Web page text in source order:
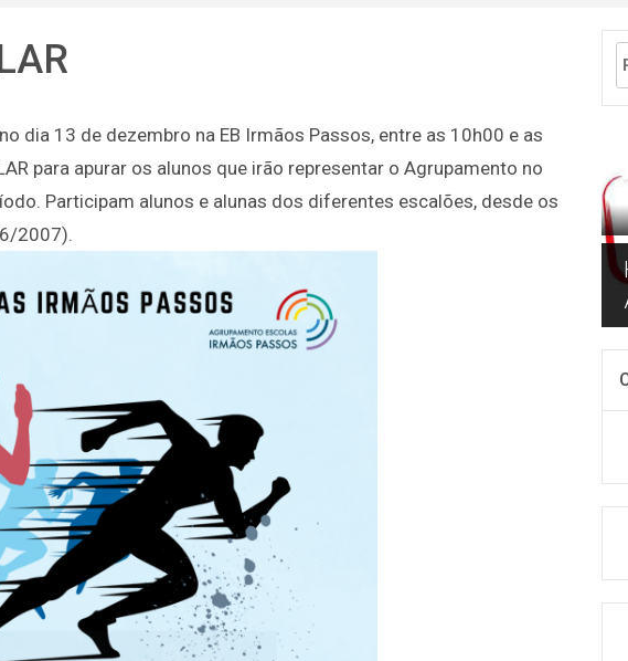
dia 13 de dezembro na EB Irmãos Passos, entre as 10h00 e as
para apurar os alunos que irão representar o Agrupamento no
Participam alunos e alunas dos diferentes escalões, desde os
2007).
Entrega de Manuais
2025/2026
Horário –